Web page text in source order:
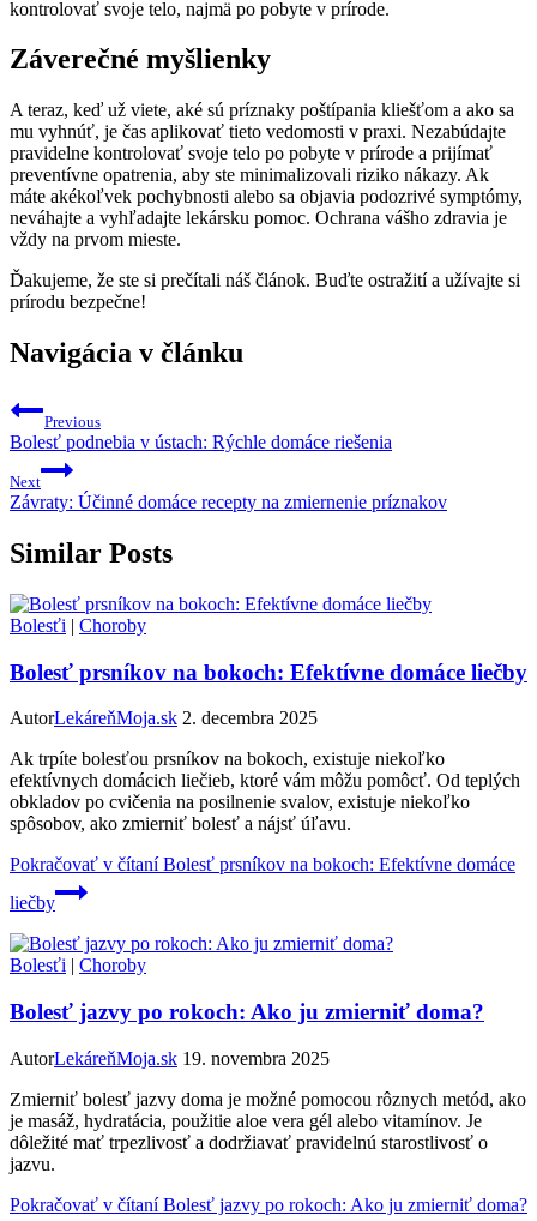
kontrolovať svoje telo, najmä po pobyte v prírode.
Záverečné myšlienky
A teraz, keď už viete, aké sú príznaky poštípania kliešťom a ako sa
mu⁢ vyhnúť, je ⁢čas aplikovať tieto vedomosti v praxi. Nezabúdajte
⁢pravidelne‌ kontrolovať svoje telo po pobyte v prírode a ‍prijímať
preventívne ⁢opatrenia, aby ste minimalizovali ⁣riziko nákazy. Ak
máte akékoľvek pochybnosti alebo ‍sa objavia podozrivé symptómy,
neváhajte a vyhľadajte lekársku pomoc. Ochrana vášho zdravia je
vždy na prvom mieste.
Ďakujeme,‍ že ste si prečítali náš článok. Buďte ostražití a užívajte si
prírodu bezpečne!
Navigácia v článku
Previous
Bolesť podnebia v ústach: Rýchle domáce riešenia
Next
Závraty: Účinné domáce recepty na zmiernenie príznakov
Similar Posts
Bolesťi | Choroby
Bolesť prsníkov na bokoch: Efektívne domáce liečby
AutorLekáreňMoja.sk 2. decembra 2025
Ak trpíte bolesťou prsníkov na bokoch, existuje niekoľko
efektívnych domácich liečieb, ktoré vám môžu pomôcť. Od teplých
obkladov po cvičenia na posilnenie svalov, existuje niekoľko
spôsobov, ako zmierniť bolesť a nájsť úľavu.
Pokračovať v čítaníBolesť prsníkov na bokoch: Efektívne domáce
liečby
Bolesťi | Choroby
Bolesť jazvy po rokoch: Ako ju zmierniť doma?
AutorLekáreňMoja.sk 19. novembra 2025
Zmierniť bolesť jazvy doma je možné pomocou rôznych metód, ako
je masáž, hydratácia, použitie aloe vera gél alebo vitamínov. Je
dôležité mať trpezlivosť a dodržiavať pravidelnú starostlivosť o
jazvu.
Pokračovať v čítaníBolesť jazvy po rokoch: Ako ju zmierniť doma?